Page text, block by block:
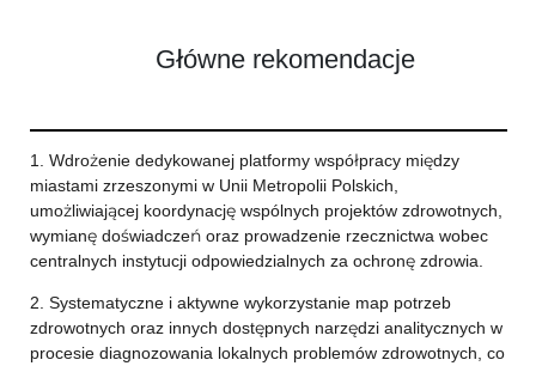
Główne rekomendacje
1. Wdrożenie dedykowanej platformy współpracy między
miastami zrzeszonymi w Unii Metropolii Polskich,
umożliwiającej koordynację wspólnych projektów zdrowotnych,
wymianę doświadczeń oraz prowadzenie rzecznictwa wobec
centralnych instytucji odpowiedzialnych za ochronę zdrowia.
2. Systematyczne i aktywne wykorzystanie map potrzeb
zdrowotnych oraz innych dostępnych narzędzi analitycznych w
procesie diagnozowania lokalnych problemów zdrowotnych, co